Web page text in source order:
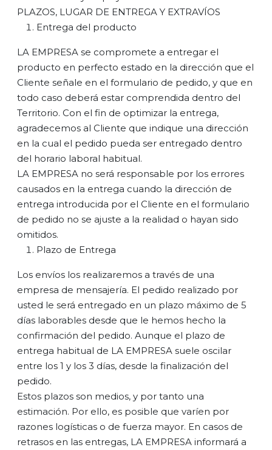
PLAZOS, LUGAR DE ENTREGA Y EXTRAVÍOS
Entrega del producto
LA EMPRESA se compromete a entregar el
producto en perfecto estado en la dirección que el
Cliente señale en el formulario de pedido, y que en
todo caso deberá estar comprendida dentro del
Territorio. Con el fin de optimizar la entrega,
agradecemos al Cliente que indique una dirección
en la cual el pedido pueda ser entregado dentro
del horario laboral habitual.
LA EMPRESA no será responsable por los errores
causados en la entrega cuando la dirección de
entrega introducida por el Cliente en el formulario
de pedido no se ajuste a la realidad o hayan sido
omitidos.
Plazo de Entrega
Los envíos los realizaremos a través de una
empresa de mensajería. El pedido realizado por
usted le será entregado en un plazo máximo de 5
días laborables desde que le hemos hecho la
confirmación del pedido. Aunque el plazo de
entrega habitual de LA EMPRESA suele oscilar
entre los 1 y los 3 días, desde la finalización del
pedido.
Estos plazos son medios, y por tanto una
estimación. Por ello, es posible que varíen por
razones logísticas o de fuerza mayor. En casos de
retrasos en las entregas, LA EMPRESA informará a